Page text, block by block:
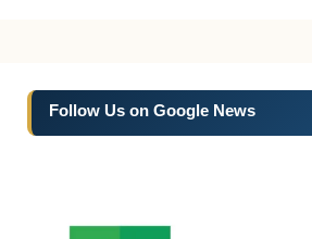
Follow Us on Google News